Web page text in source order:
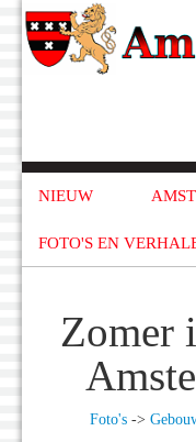
NIEUW
FOTO'S EN
Zomer
Foto's->